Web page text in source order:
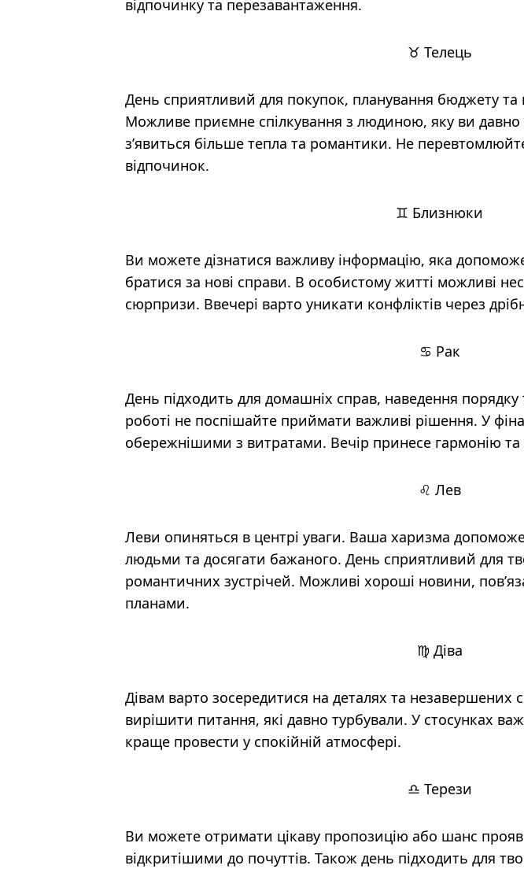
відпочинку та перезавантаження.
♉ Телець
День сприятливий для покупок, планування бюджету та
Можливе приємне спілкування з людиною, яку ви
з’явиться більше тепла та романтики. Не
відпочинок.
♊ Близнюки
Ви можете дізнатися важливу інформацію, яка
братися за нові справи. В особистому житті можливі
сюрпризи. Ввечері варто уникати конфліктів через
♋ Рак
День підходить для домашніх справ, наведення
роботі не поспішайте приймати важливі рішення. У
обережнішими з витратами. Вечір принесе гармонію
♌ Лев
Леви опиняться в центрі уваги. Ваша харизма
людьми та досягати бажаного. День сприятливий для
романтичних зустрічей. Можливі хороші новини,
планами.
♍ Діва
Дівам варто зосередитися на деталях та
вирішити питання, які давно турбували. У стосунках
краще провести у спокійній атмосфері.
♎ Терези
Ви можете отримати цікаву пропозицію або шанс
відкритішими до почуттів. Також день підходить для